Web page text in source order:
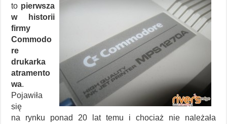
to pierwsza
w historii
firmy
Commodo
re
drukarka
atramento
wa.
Pojawiła
się
na rynku ponad 20 lat temu i chociaż nie należała